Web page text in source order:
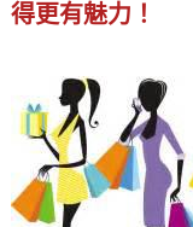
得更有魅力！